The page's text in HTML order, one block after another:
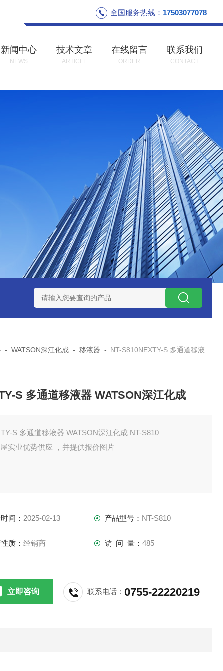
全国服务热线： 17503077078
新闻中心
NEWS
技术文章
ARTICLE
在线留言
ORDER
联系我们
CONTACT
锆陶瓷研磨球 AGB-K-0.4-C01-Q69全新！！TORAY东丽
-WATSON深江化成 -移液器 - NT-S810NEXTY-S 多通道移液器 WATSON深江化成
S 多通道移液器 WATSON深江化成
S 多通道移液器 WATSON深江化成 NT-S810
实业优势供应 ，并提供报价图片
间： 2025-02-13 产品型号： NT-S810
质：经销商 访 问 量： 485
立即咨询 联系电话：0755-22220219